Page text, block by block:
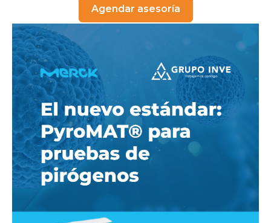
Agendar asesoría